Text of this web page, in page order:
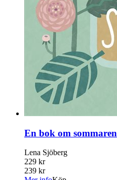
En bok om sommaren
Lena Sjöberg
229 kr
239 kr